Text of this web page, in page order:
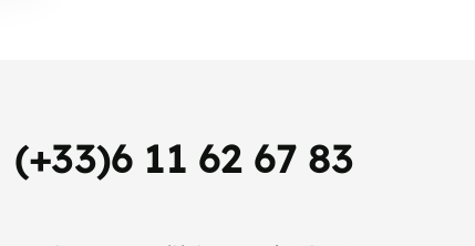
(+33)6 11 62 67 83